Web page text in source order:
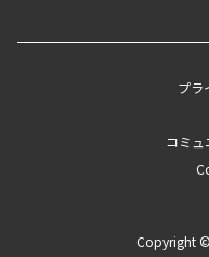
プラ
コミュ
Copyright